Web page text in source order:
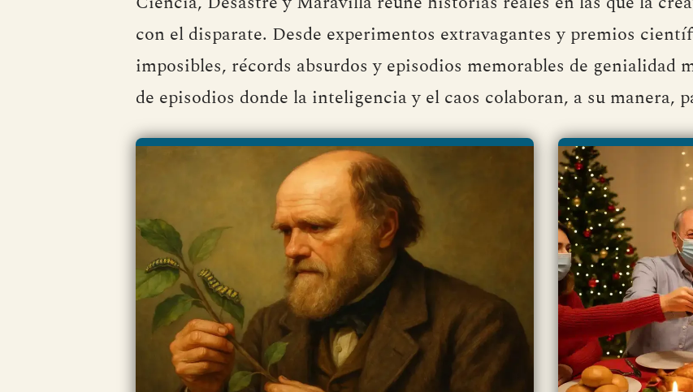
con el disparate. Desde experimentos extravagantes y premios
imposibles, récords absurdos y episodios memorables de genialidad
de episodios donde la inteligencia y el caos colaboran, a su manera,